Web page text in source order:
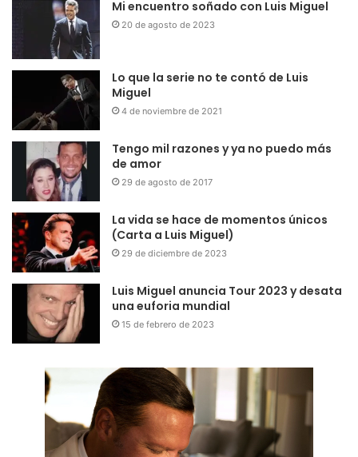
Mi encuentro soñado con Luis Miguel
20 de agosto de 2023
Lo que la serie no te contó de Luis
Miguel
4 de noviembre de 2021
Tengo mil razones y ya no puedo más
de amor
29 de agosto de 2017
La vida se hace de momentos únicos
(Carta a Luis Miguel)
29 de diciembre de 2023
Luis Miguel anuncia Tour 2023 y desata
una euforia mundial
15 de febrero de 2023